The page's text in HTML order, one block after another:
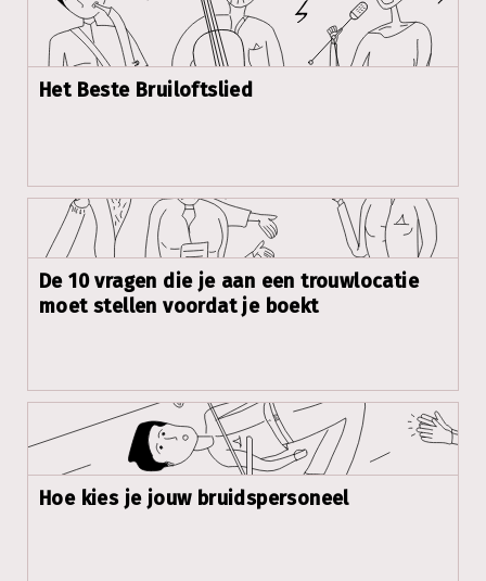
Het Beste Bruiloftslied
De 10 vragen die je aan een trouwlocatie
moet stellen voordat je boekt
Hoe kies je jouw bruidspersoneel